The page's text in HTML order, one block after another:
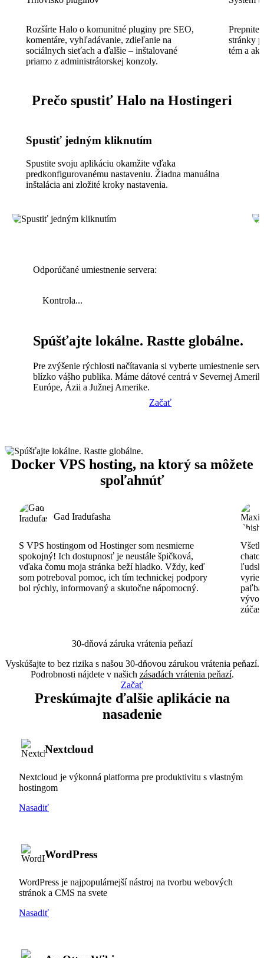
Rozšírte Halo o komunitné pluginy pre SEO,
komentáre, vyhľadávanie, zdieľanie na
sociálnych sieťach a ďalšie – inštalované
priamo z administrátorskej konzoly.
Prepnite
stránky
tém a
Prečo spustiť Halo na Hostingeri
Spustiť jedným kliknutím
Spustite svoju aplikáciu okamžite vďaka
predkonfigurovanému nastaveniu. Žiadna manuálna
inštalácia ani zložité kroky nastavenia.
Odporúčané umiestnenie servera:
Kontrola...
Spúšťajte lokálne. Rastte globálne.
Pre zvýšenie rýchlosti načítavania si vyberte umiestnenie
blízko vášho publika. Máme dátové centrá v Severnej
Európe, Ázii a Južnej Amerike.
Začať
Docker VPS hosting, na ktorý sa môžete
spoľahnúť
Gad Iradufasha
S VPS hostingom od Hostinger som nesmierne
spokojný! Ich dostupnosť je neustále špičková,
vďaka čomu moja stránka beží hladko. Vždy, keď
som potreboval pomoc, ich tím technickej podpory
bol rýchly, informovaný a skutočne nápomocný.
30-dňová záruka vrátenia peňazí
Vyskúšajte to bez rizika s našou 30-dňovou zárukou vrátenia peňazí.
Podrobnosti nájdete v našich zásadách vrátenia peňazí.
Začať
Preskúmajte ďalšie aplikácie na
nasadenie
Nextcloud
Nextcloud je výkonná platforma pre produktivitu s vlastným
hostingom
Nasadiť
WordPress
WordPress je najpopulárnejší nástroj na tvorbu webových
stránok a CMS na svete
Nasadiť